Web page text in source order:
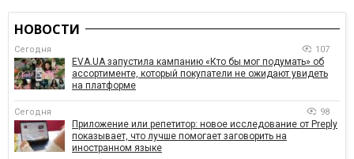
НОВОСТИ
Сегодня 107
EVA.UA запустила кампанию «Кто бы мог подумать» об
ассортименте, который покупатели не ожидают увидеть
на платформе
Сегодня 98
Приложение или репетитор: новое исследование от Preply
показывает, что лучше помогает заговорить на
иностранном языке